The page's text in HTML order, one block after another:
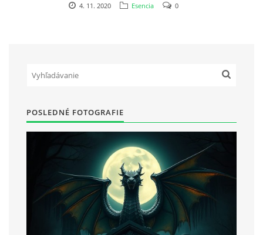
4. 11. 2020 Esencia 0
POSLEDNÉ FOTOGRAFIE